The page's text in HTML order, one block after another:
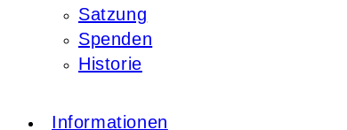
Satzung
Spenden
Historie
Informationen